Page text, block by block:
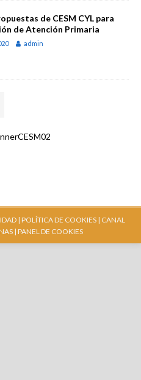
de CESM CYL para
de Atención Primaria
admin
| POLÍTICA DE COOKIES | CANAL
| PANEL DE COOKIES